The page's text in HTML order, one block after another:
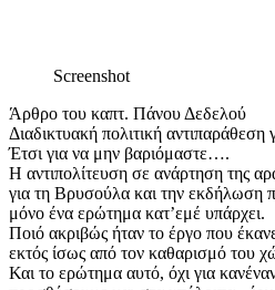
Screenshot
Άρθρο του καπτ. Πάνου Δεδελού
Διαδικτυακή πολιτική
Έτσι για να μην βαριόμαστε….
Η αντιπολίτευση σε ανάρτηση της
για τη Βρυσούλα και την εκδήλωση
μόνο ένα ερώτημα κατ’εμέ υπάρχει.
Ποιό ακριβώς ήταν το έργο που
εκτός ίσως από τον καθαρισμό του
Και το ερώτημα αυτό, όχι για